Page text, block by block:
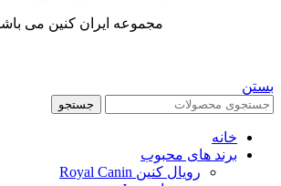
مجموعه ایران کنین می
بستن
جستجو
خانه
برند های محبوب
رویال کنین Royal Canin